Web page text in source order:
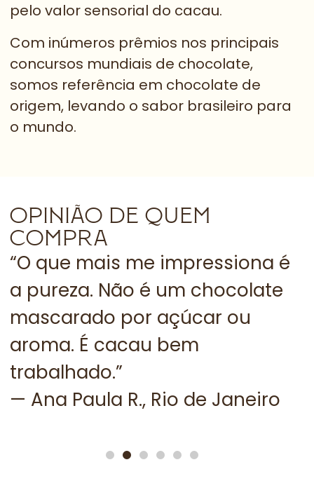
pelo valor sensorial do cacau.
Com inúmeros prêmios nos principais
concursos mundiais de chocolate,
somos referência em chocolate de
origem, levando o sabor brasileiro para
o mundo.
OPINIÃO DE QUEM
COMPRA
“O que mais me impressiona é
a pureza. Não é um chocolate
mascarado por açúcar ou
aroma. É cacau bem
trabalhado.”
— Ana Paula R., Rio de Janeiro